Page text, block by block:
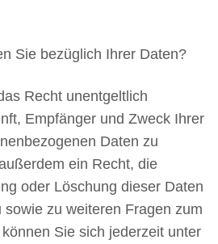
Sie bezüglich Ihrer Daten?
Recht unentgeltlich
Empfänger und Zweck Ihrer
Daten zu
ein Recht, die
oder Löschung dieser Daten
zu weiteren Fragen zum
Sie sich jederzeit unter